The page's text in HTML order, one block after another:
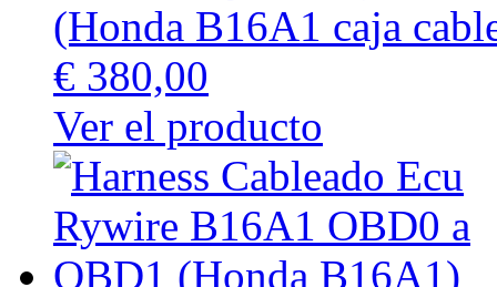
(Honda B16A1 caja
€ 380,00
Ver el producto